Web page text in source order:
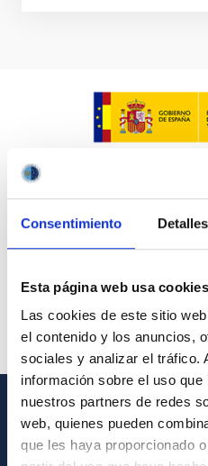
Consentimiento Detalles
Esta página web usa cookies
Las cookies de este sitio
el contenido y los anuncios,
sociales y analizar el tráfico.
información sobre el uso
nuestros partners de redes
web, quienes pueden
que les haya proporcionado
INFORMACIÓN GENERAL